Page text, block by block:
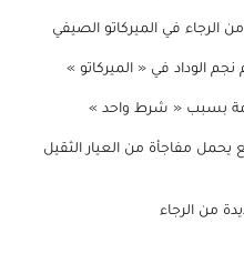
الرجاء في الميركاتو الصيفي
الوداد في « الميركاتو »
بسبب « شرط واحد »
يحمل مفاجأة من العيار الثقيل
من الرجاء